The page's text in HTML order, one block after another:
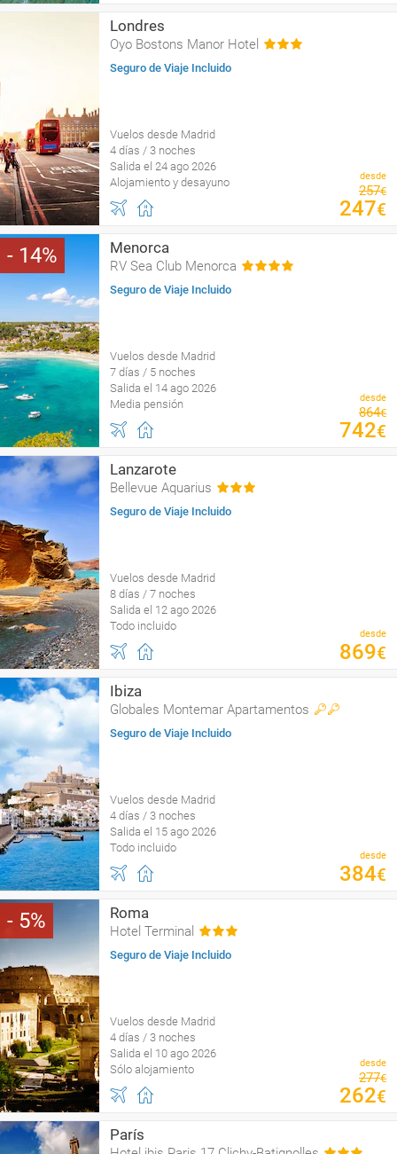
Londres
Oyo Bostons Manor Hotel
Seguro de Viaje Incluido
Vuelos desde Madrid
4 días / 3 noches
Salida el 24 ago 2026
Alojamiento y desayuno
desde
257€
247€
14 Menorca
RV Sea Club Menorca
Seguro de Viaje Incluido
Vuelos desde Madrid
7 días / 5 noches
Salida el 14 ago 2026
Media pensión
desde
864€
742€
Lanzarote
Bellevue Aquarius
Seguro de Viaje Incluido
Vuelos desde Madrid
8 días / 7 noches
Salida el 12 ago 2026
Todo incluido
desde
869€
Ibiza
Globales Montemar Apartamentos
Seguro de Viaje Incluido
Vuelos desde Madrid
4 días / 3 noches
Salida el 15 ago 2026
Todo incluido
desde
384€
5 Roma
Hotel Terminal
Seguro de Viaje Incluido
Vuelos desde Madrid
4 días / 3 noches
Salida el 10 ago 2026
Sólo alojamiento
desde
277€
262€
París